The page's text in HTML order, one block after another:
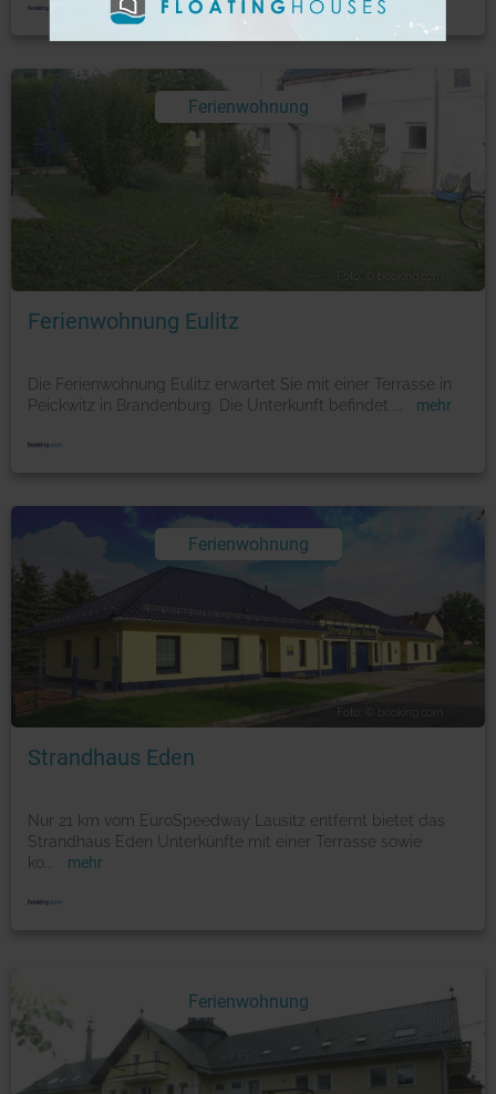
Ferienwohnung
Foto: © booking.com
Ferienwohnung Eulitz
Die Ferienwohnung Eulitz erwartet Sie mit einer Terrasse in
Peickwitz in Brandenburg. Die Unterkunft befindet
mehr
Ferienwohnung
Foto: © booking.com
Strandhaus Eden
Nur 21 km vom EuroSpeedway Lausitz entfernt bietet das
Strandhaus Eden Unterkünfte mit einer Terrasse sowie
ko
mehr
Ferienwohnung